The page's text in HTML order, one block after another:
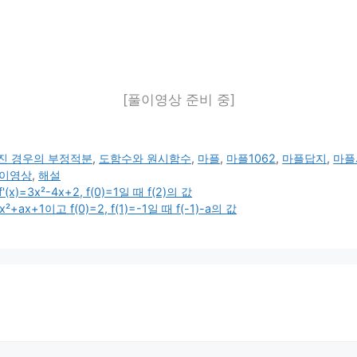
[풀이영상 준비 중]
경우의 부정적분, 도함수와 원시함수, 마플, 마플1062, 마플답지, 마
영상, 해설
f'(x)=3x²-4x+2, f(0)=1일 때 f(2)의 값
이고 f(0)=2, f(1)=-1일 때 f(-1)-a의 값